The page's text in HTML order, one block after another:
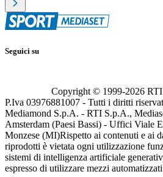
Seguici su
Copyright © 1999-2026
P.Iva 03976881007 - Tutti i diritti
Mediamond S.p.A. - RTI S.p.A.,
Amsterdam (Paesi Bassi) - Uffici Viale
Monzese (MI)Rispetto ai contenuti e ai
riprodotti è vietata ogni utilizzazione
sistemi di intelligenza artificiale
espresso di utilizzare mezzi